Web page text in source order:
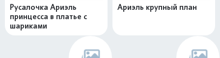
Русалочка Ариэль
принцесса в платье с
шариками
Ариэль крупный план